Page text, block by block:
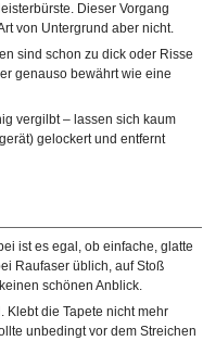
Dieser Vorgang
von Untergrund aber nicht.
sind schon zu dick oder Risse
genauso bewährt wie eine
vergilbt – lassen sich kaum
gelockert und entfernt
ist es egal, ob einfache, glatte
Raufaser üblich, auf Stoß
schönen Anblick.
Klebt die Tapete nicht mehr
unbedingt vor dem Streichen